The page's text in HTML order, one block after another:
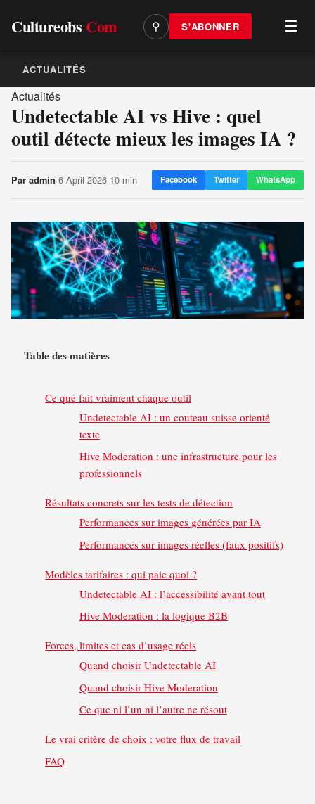
Cultureobs Com ⚲ S'ABONNER ☰
ACTUALITÉS
Actualités
Undetectable AI vs Hive : quel
outil détecte mieux les images IA ?
Par admin·6 April 2026·10 min Facebook Twitter WhatsApp
Table des matières
Ce que fait vraiment chaque outil
Undetectable AI : un couteau suisse orienté
texte
Hive Moderation : une infrastructure pour les
professionnels
Résultats concrets sur les tests de détection
Performances sur images générées par IA
Performances sur images réelles (faux positifs)
Modèles tarifaires : qui paie quoi ?
Undetectable AI : l’accessibilité avant tout
Hive Moderation : la logique B2B
Forces, limites et cas d’usage réels
Quand choisir Undetectable AI
Quand choisir Hive Moderation
Ce que ni l’un ni l’autre ne résout
Le vrai critère de choix : votre flux de travail
FAQ